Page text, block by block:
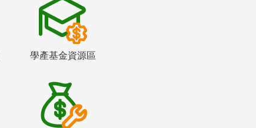
學產基金資源區